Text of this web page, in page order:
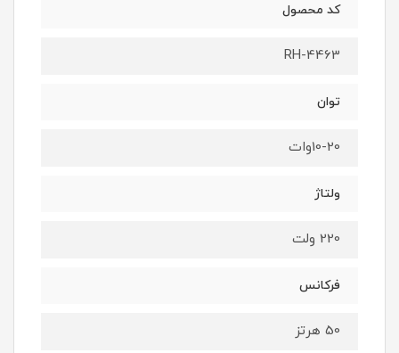
کد محصول
RH-4463
توان
10-20وات
ولتاژ
220 ولت
فرکانس
50 هرتز